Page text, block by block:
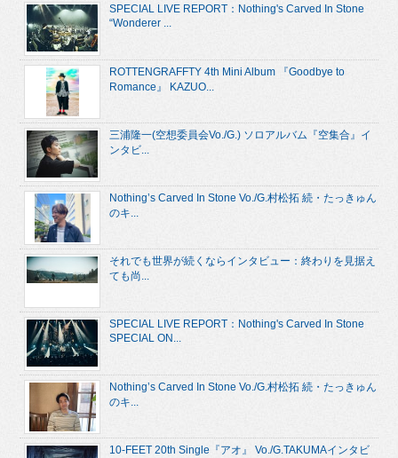
SPECIAL LIVE REPORT：Nothing's Carved In Stone
“Wonderer ...
ROTTENGRAFFTY 4th Mini Album 『Goodbye to
Romance』 KAZUO...
三浦隆一(空想委員会Vo./G.) ソロアルバム『空集合』イ
ンタビ...
Nothing’s Carved In Stone Vo./G.村松拓 続・たっきゅん
のキ...
それでも世界が続くならインタビュー：終わりを見据え
ても尚...
SPECIAL LIVE REPORT：Nothing's Carved In Stone
SPECIAL ON...
Nothing’s Carved In Stone Vo./G.村松拓 続・たっきゅん
のキ...
10-FEET 20th Single『アオ』 Vo./G.TAKUMAインタビ